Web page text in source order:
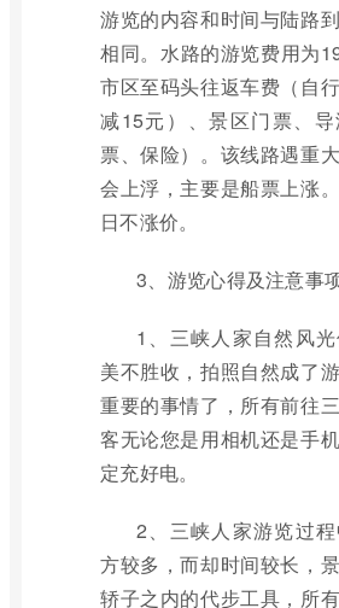
游览的内容和时间与陆路
相同。水路的游览费用为
市区至码头往返车费（自
减15元）、景区门票、
票、保险）。该线路遇重
会上浮，主要是船票上涨。
日不涨价。
3、游览心得及注意事
1、三峡人家自然风
美不胜收，拍照自然成了
重要的事情了，所有前往
客无论您是用相机还是手
定充好电。
2、三峡人家游览过
方较多，而却时间较长，
轿子之内的代步工具，所